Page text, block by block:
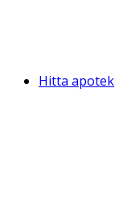
Hitta apotek